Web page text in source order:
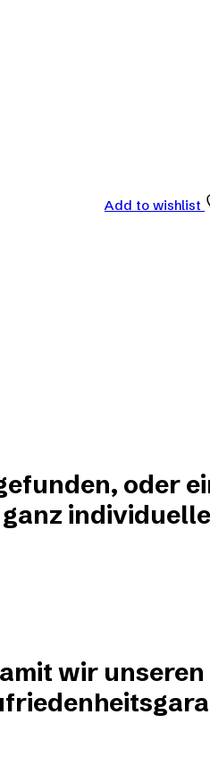
Add to wishlist
oder
wir